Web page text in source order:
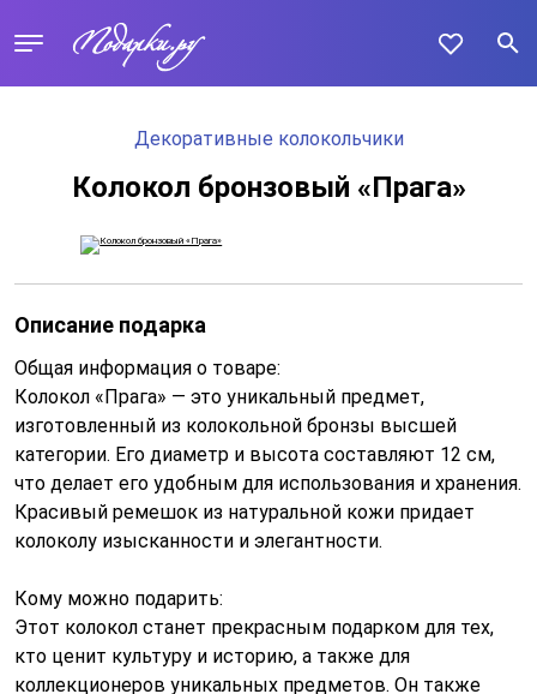
Декоративные колокольчики
Колокол бронзовый «Прага»
Описание подарка
Общая информация о товаре:
Колокол «Прага» — это уникальный предмет,
изготовленный из колокольной бронзы высшей
категории. Его диаметр и высота составляют 12 см,
что делает его удобным для использования и хранения.
Красивый ремешок из натуральной кожи придает
колоколу изысканности и элегантности.
Кому можно подарить:
Этот колокол станет прекрасным подарком для тех,
кто ценит культуру и историю, а также для
коллекционеров уникальных предметов. Он также